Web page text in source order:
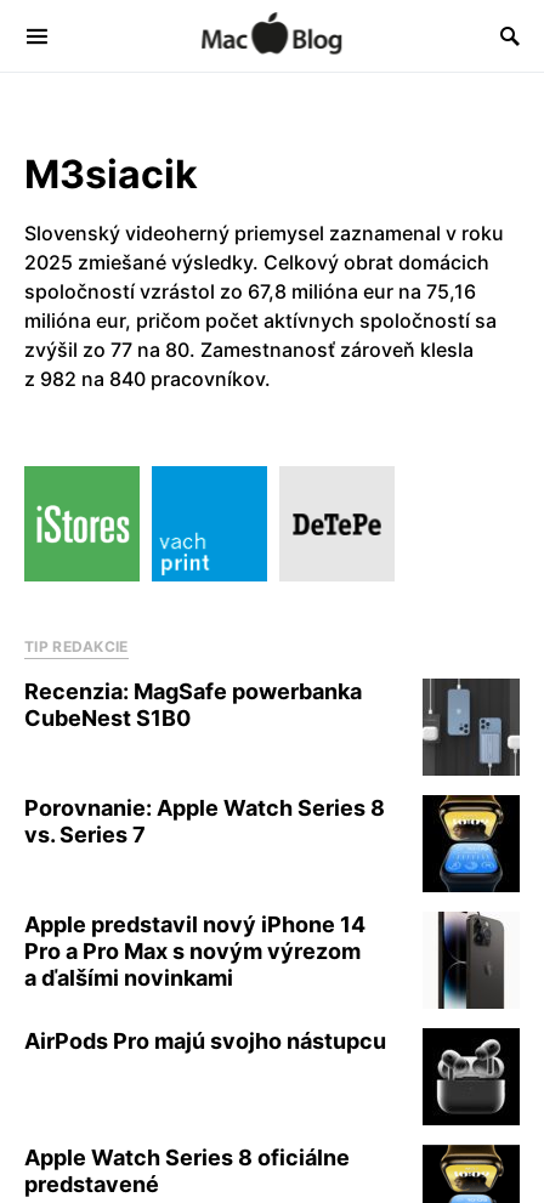
M3siacik
Slovenský videoherný priemysel zaznamenal v roku
2025 zmiešané výsledky. Celkový obrat domácich
spoločností vzrástol zo 67,8 milióna eur na 75,16
milióna eur, pričom počet aktívnych spoločností sa
zvýšil zo 77 na 80. Zamestnanosť zároveň klesla
z 982 na 840 pracovníkov.
TIP REDAKCIE
Recenzia: MagSafe powerbanka
CubeNest S1B0
Porovnanie: Apple Watch Series 8
vs. Series 7
Apple predstavil nový iPhone 14
Pro a Pro Max s novým výrezom
a ďalšími novinkami
AirPods Pro majú svojho nástupcu
Apple Watch Series 8 oficiálne
predstavené